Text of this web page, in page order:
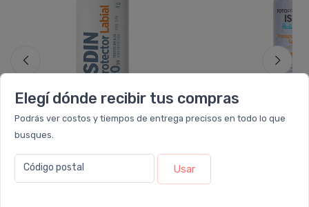
Elegí dónde recibir tus compras
Podrás ver costos y tiempos de entrega precisos en todo lo que
busques.
Código postal Usar
Fotoprotector Isdin Spf50 Stick